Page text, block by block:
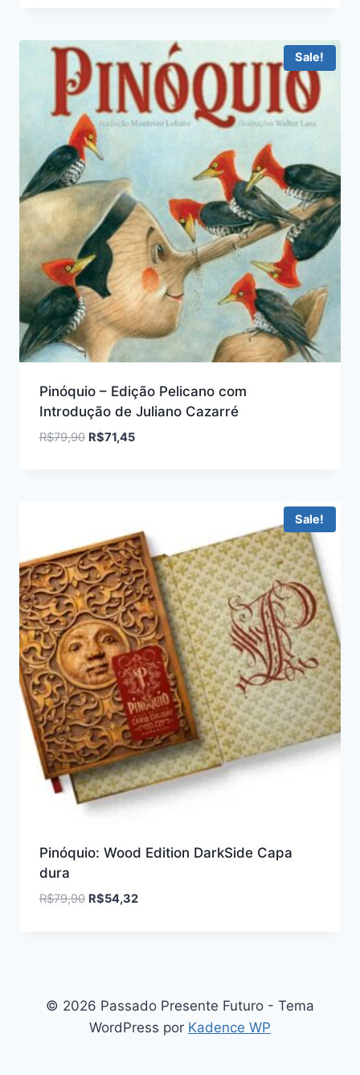
Sale!
Pinóquio – Edição Pelicano com
Introdução de Juliano Cazarré
R$79,90 R$71,45
Sale!
Pinóquio: Wood Edition DarkSide Capa
dura
R$79,90 R$54,32
© 2026 Passado Presente Futuro - Tema
WordPress por Kadence WP